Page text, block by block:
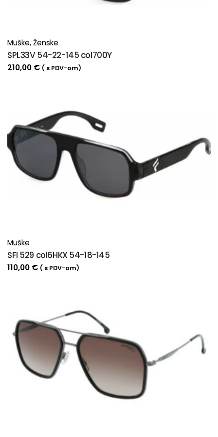
Muške,Ženske
SPL33V 54-22-145 col700Y
210,00 € ( s PDV-om)
Muške
SFI 529 col6HKX 54-18-145
110,00 € ( s PDV-om)